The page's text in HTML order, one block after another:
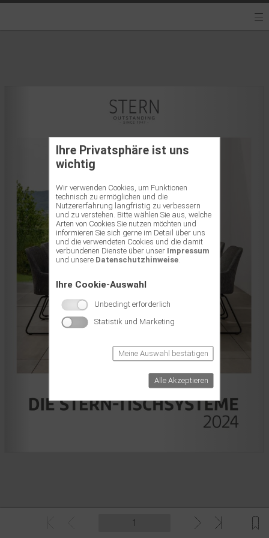
Ihre Privatsphäre ist uns
wichtig
Wir verwenden Cookies, um Funktionen
technisch zu ermöglichen und die
Nutzererfahrung langfristig zu verbessern
und zu verstehen. Bitte wählen Sie aus, welche
Arten von Cookies Sie nutzen möchten und
informieren Sie sich gerne im Detail über uns
und die verwendeten Cookies und die damit
verbundenen Dienste über unser Impressum
und unsere Datenschutzhinweise.
Ihre Cookie-Auswahl
Unbedingt erforderlich
Statistik und Marketing
Meine Auswahl bestätigen
Alle Akzeptieren